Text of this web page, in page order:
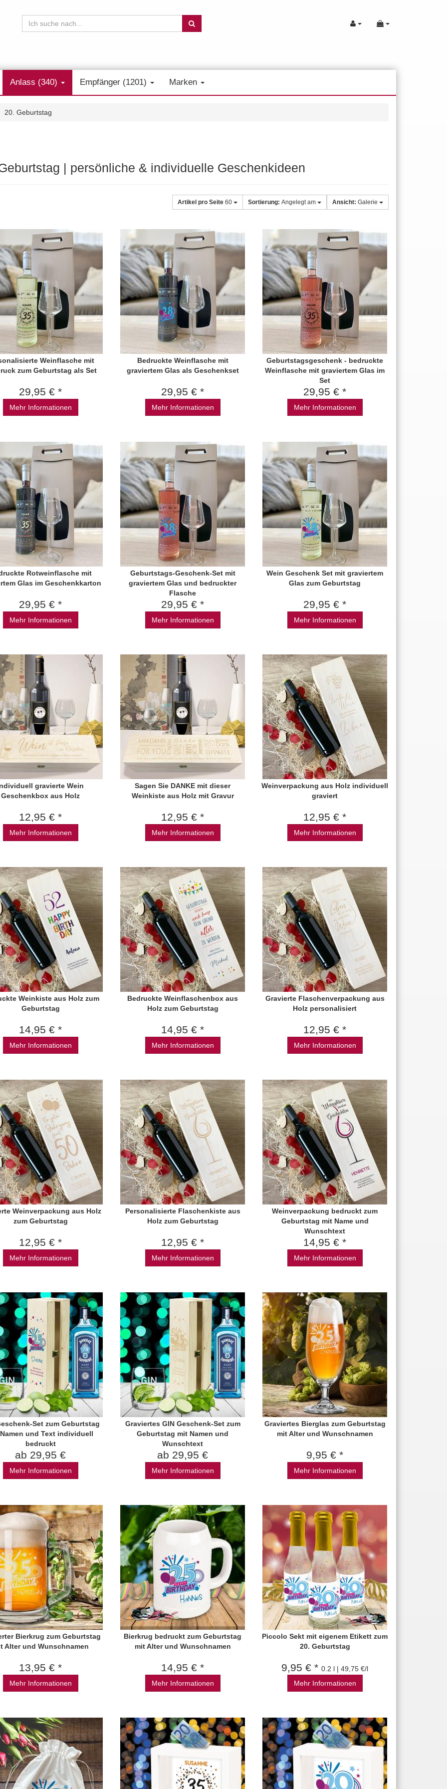
Anlass (340) Empfänger (1201) Marken
20. Geburtstag
| persönliche & individuelle Geschenkideen
Ansicht: Galerie
Sortierung: Angelegt am
Artikel pro Seite 60
Weinflasche mit
zum Geburtstag als Set
29,95 € *
Mehr Informationen
Bedruckte Weinflasche mit
graviertem Glas als Geschenkset
29,95 € *
Mehr Informationen
Geburtstagsgeschenk - bedruckte
Weinflasche mit graviertem Glas im
Set
29,95 € *
Mehr Informationen
Rotweinflasche mit
Glas im Geschenkkarton
29,95 € *
Mehr Informationen
Geburtstags-Geschenk-Set mit
graviertem Glas und bedruckter
Flasche
29,95 € *
Mehr Informationen
Wein Geschenk Set mit graviertem
Glas zum Geburtstag
29,95 € *
Mehr Informationen
gravierte Wein
Geschenkbox aus Holz
12,95 € *
Mehr Informationen
Sagen Sie DANKE mit dieser
Weinkiste aus Holz mit Gravur
12,95 € *
Mehr Informationen
Weinverpackung aus Holz individuell
graviert
12,95 € *
Mehr Informationen
Weinkiste aus Holz zum
Geburtstag
14,95 € *
Mehr Informationen
Bedruckte Weinflaschenbox aus
Holz zum Geburtstag
14,95 € *
Mehr Informationen
Gravierte Flaschenverpackung aus
Holz personalisiert
12,95 € *
Mehr Informationen
Weinverpackung aus Holz
zum Geburtstag
12,95 € *
Mehr Informationen
Personalisierte Flaschenkiste aus
Holz zum Geburtstag
12,95 € *
Mehr Informationen
Weinverpackung bedruckt zum
Geburtstag mit Name und
Wunschtext
14,95 € *
Mehr Informationen
Set zum Geburtstag
und Text individuell
bedruckt
ab 29,95 €
Mehr Informationen
Graviertes GIN Geschenk-Set zum
Geburtstag mit Namen und
Wunschtext
ab 29,95 €
Mehr Informationen
Graviertes Bierglas zum Geburtstag
mit Alter und Wunschnamen
9,95 € *
Mehr Informationen
Bierkrug zum Geburtstag
Alter und Wunschnamen
13,95 € *
Mehr Informationen
Bierkrug bedruckt zum Geburtstag
mit Alter und Wunschnamen
14,95 € *
Mehr Informationen
Piccolo Sekt mit eigenem Etikett zum
20. Geburtstag
9,95 € *0.2 l | 49,75 €/l
Mehr Informationen